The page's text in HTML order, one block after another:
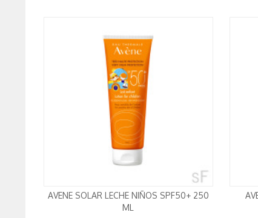
AVENE SOLAR LECHE NIÑOS SPF50+ 250
ML